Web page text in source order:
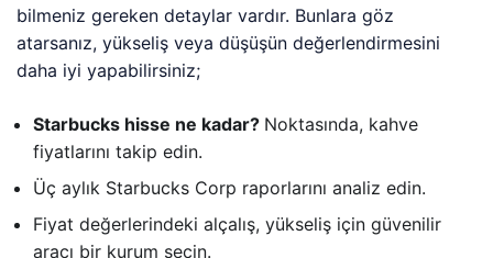
bilmeniz gereken detaylar vardır. Bunlara göz
atarsanız, yükseliş veya düşüşün değerlendirmesini
daha iyi yapabilirsiniz;
Starbucks hisse ne kadar? Noktasında, kahve
fiyatlarını takip edin.
Üç aylık Starbucks Corp raporlarını analiz edin.
Fiyat değerlerindeki alçalış, yükseliş için güvenilir
aracı bir kurum seçin.